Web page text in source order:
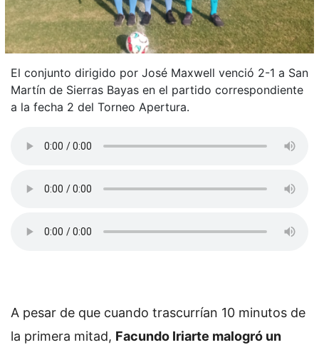
El conjunto dirigido por José Maxwell venció 2-1 a San
Martín de Sierras Bayas en el partido correspondiente
a la fecha 2 del Torneo Apertura.
A pesar de que cuando trascurrían 10 minutos de
la primera mitad, Facundo Iriarte malogró un